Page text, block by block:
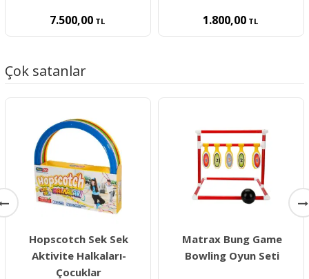
7.500,00TL 1.800,00TL
Çok satanlar
Hopscotch Sek Sek
Aktivite Halkaları-
Çocuklar
Matrax Bung Game
Bowling Oyun Seti